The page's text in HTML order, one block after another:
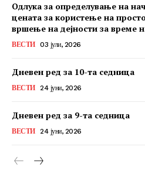
Одлука за определување на
цената за користење на
вршење на дејности за време
ВЕСТИ 03 јули, 2026
Дневен ред за 10-та седница
ВЕСТИ 24 јуни, 2026
Дневен ред за 9-та седница
ВЕСТИ 24 јуни, 2026